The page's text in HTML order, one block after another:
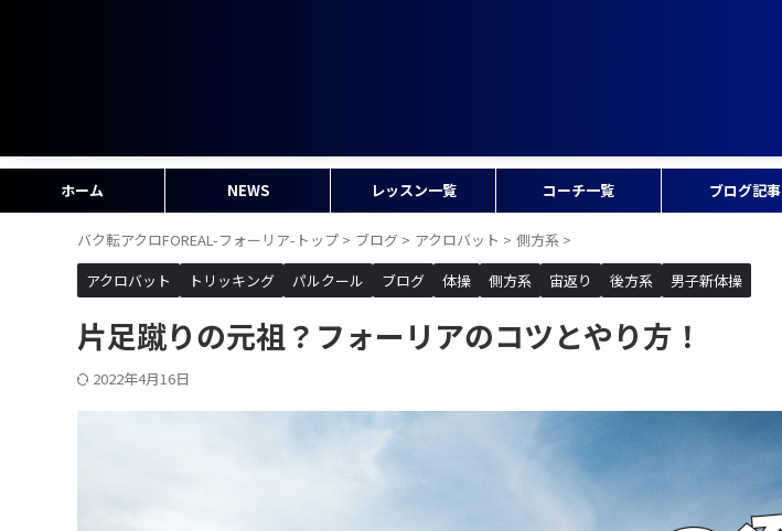
ホーム NEWS レッスン一覧 コーチ一覧 ブログ記事
バク転アクロFOREAL-フォーリア-トップ > ブログ > アクロバット > 側方系 >
アクロバット
トリッキング パルクール ブログ 体操 側方系 宙返り 後方系 男子新体操
片足蹴りの元祖？フォーリアのコツとやり方！
2022年4月16日